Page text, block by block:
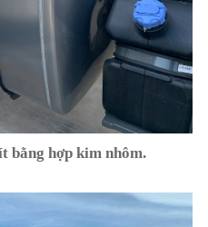
bằng hợp kim nhôm.